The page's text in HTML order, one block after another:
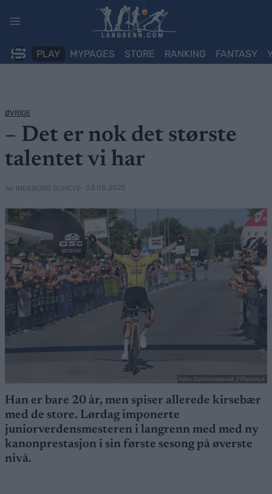
PLAY MYPAGES STORE RANKING FANTASY
ØVRIGE
– Det er nok det største
talentet vi har
AV INGEBORG SCHEVE• 03.08.2025
Foto: Ciclismoweb.net // Photors.it
Han er bare 20 år, men spiser allerede kirsebær
med de store. Lørdag imponerte
juniorverdensmesteren i langrenn med med ny
kanonprestasjon i sin første sesong på øverste
nivå.